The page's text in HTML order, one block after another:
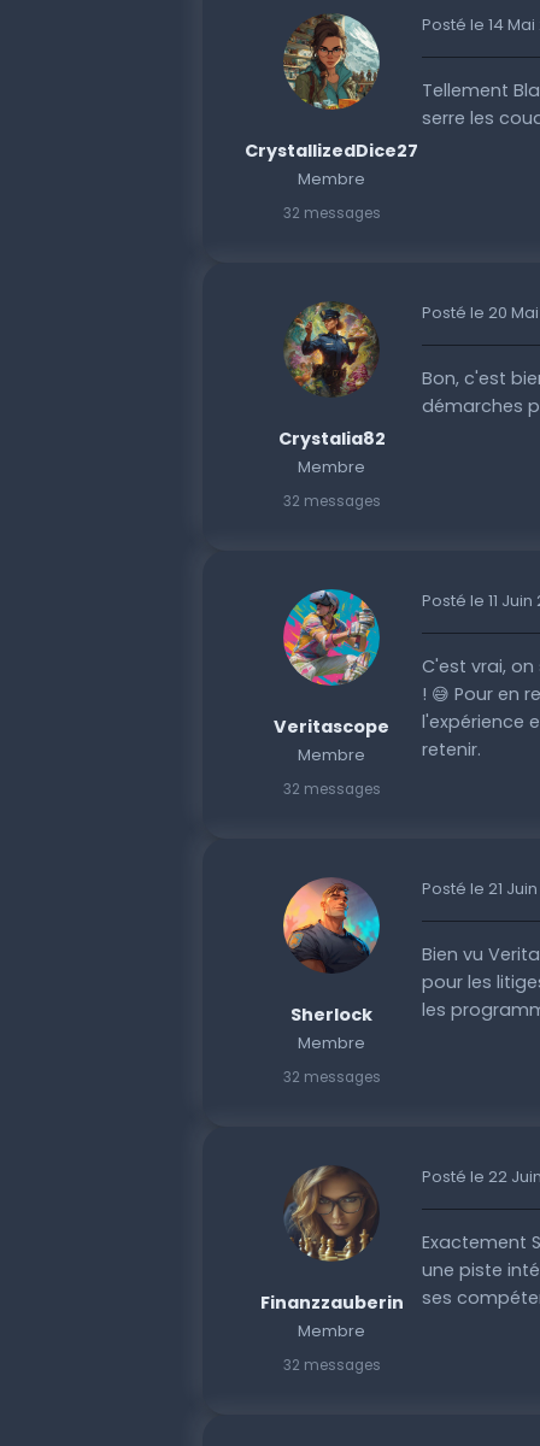
CrystallizedDice27
Membre
32 messages
Posté le 14
Tellement
serre les
Crystalia82
Membre
32 messages
Posté le 20
Bon, c'est
démarches
Veritascope
Membre
32 messages
Posté le 11 Juin
C'est vrai,
! 😅 Pour en
l'expérience
retenir.
Sherlock
Membre
32 messages
Posté le 21
Bien vu
pour les
les
Finanzzauberin
Membre
32 messages
Posté le 22
Exactement
une piste
ses